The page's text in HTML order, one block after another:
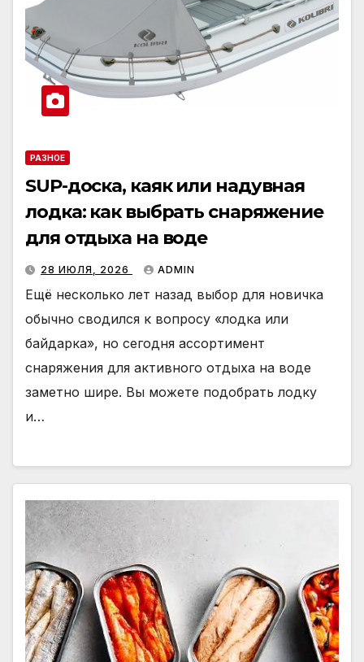
РАЗНОЕ
SUP-доска, каяк или надувная
лодка: как выбрать снаряжение
для отдыха на воде
28 ИЮЛЯ, 2026 ADMIN
Ещё несколько лет назад выбор для новичка
обычно сводился к вопросу «лодка или
байдарка», но сегодня ассортимент
снаряжения для активного отдыха на воде
заметно шире. Вы можете подобрать лодку
и…